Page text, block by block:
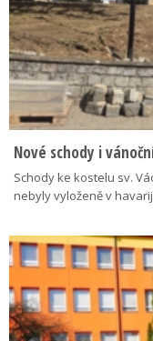
Nové schody i
Schody ke kostelu sv.
nebyly vyloženě v